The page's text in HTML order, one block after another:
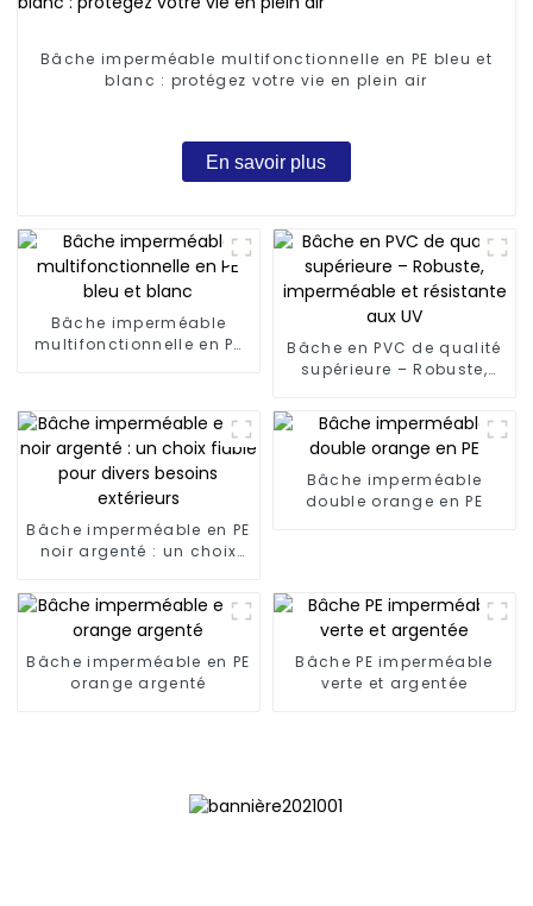
Bâche imperméable multifonctionnelle en PE bleu et
blanc : protégez votre vie en plein air
En savoir plus
Bâche imperméable
multifonctionnelle en PE
Bâche en PVC de qualité
supérieure – Robuste,
résistante aux UV
Bâche imperméable en PE
noir argenté : un choix
besoins extérieurs
Bâche imperméable
double orange en PE
Bâche imperméable en PE
orange argenté
Bâche PE imperméable
verte et argentée